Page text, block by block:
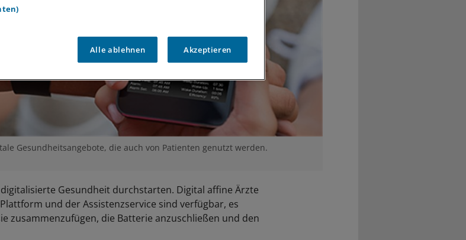
Gesundheitsangebote, die auch von Patienten genutzt werden.
Gesundheit durchstarten. Digital affine Ärzte
und der Assistenzservice sind verfügbar, es
zusammenzufügen, die Batterie anzuschließen und den
Alle ablehnen Akzeptieren